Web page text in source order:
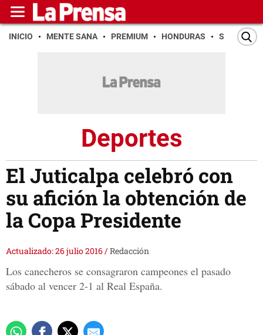
INICIO MENTE SANA PREMIUM HONDURAS SAN PEDRO
Deportes
El Juticalpa celebró con
su afición la obtención de
la Copa Presidente
Actualizado: 26 julio 2016/Redacción
Los canecheros se consagraron campeones el pasado
sábado al vencer 2-1 al Real España.